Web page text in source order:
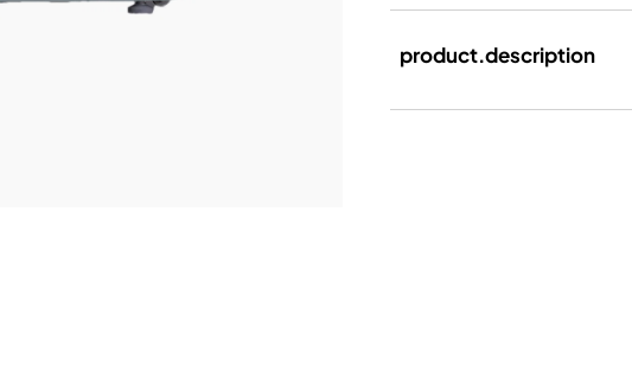
product.description